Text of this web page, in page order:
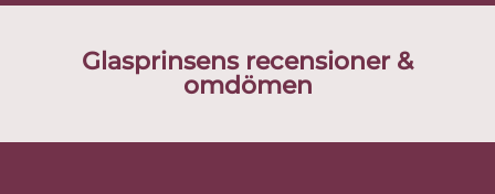
Glasprinsens recensioner &
omdömen